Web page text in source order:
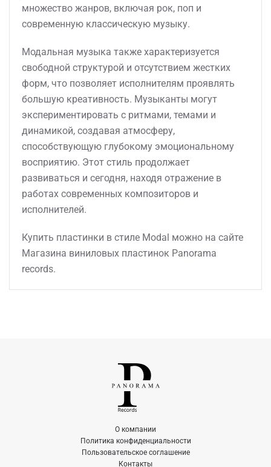
множество жанров, включая рок, поп и
современную классическую музыку.
Модальная музыка также характеризуется
свободной структурой и отсутствием жестких
форм, что позволяет исполнителям проявлять
большую креативность. Музыканты могут
экспериментировать с ритмами, темами и
динамикой, создавая атмосферу,
способствующую глубокому эмоциональному
восприятию. Этот стиль продолжает
развиваться и сегодня, находя отражение в
работах современных композиторов и
исполнителей.
Купить пластинки в стиле Modal можно на сайте
Магазина виниловых пластинок Panorama
records.
О компании
Политика конфиденциальности
Пользовательское соглашение
Контакты